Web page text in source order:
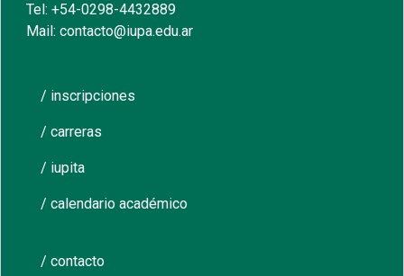
Tel: +54-0298-4432889
Mail: contacto@iupa.edu.ar
/ inscripciones
/ carreras
/ iupita
/ calendario académico
/ contacto